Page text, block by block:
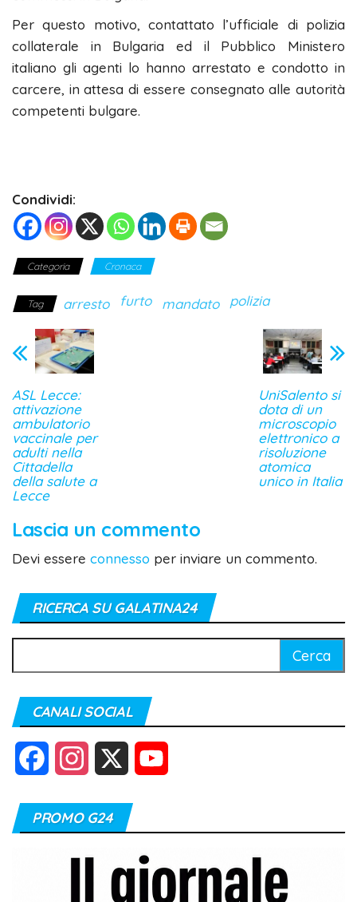
Per questo motivo, contattato l’ufficiale di polizia
collaterale in Bulgaria ed il Pubblico Ministero
italiano gli agenti lo hanno arrestato e condotto in
carcere, in attesa di essere consegnato alle autorità
competenti bulgare.
Condividi:
Categoria Cronaca
Tag arresto furto mandato polizia
ASL Lecce:
attivazione
ambulatorio
vaccinale per
adulti nella
Cittadella
della salute a
Lecce
UniSalento si
dota di un
microscopio
elettronico a
risoluzione
atomica
unico in Italia
Lascia un commento
Devi essere connesso per inviare un commento.
RICERCA SU GALATINA24
per:
CANALI SOCIAL
c s
t
u
PROMO G24